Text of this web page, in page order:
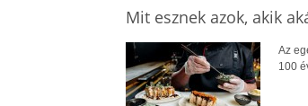
Mit esznek azok, akik
Az
100